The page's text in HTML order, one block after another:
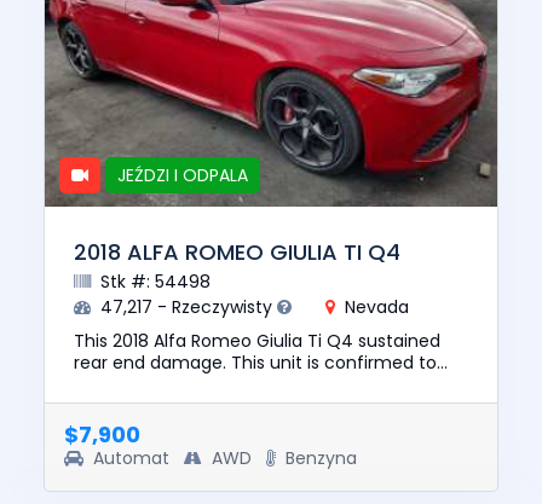
JEŹDZI I ODPALA
2018 ALFA ROMEO GIULIA TI Q4
Stk #: 54498
47,217 - Rzeczywisty
Nevada
This 2018 Alfa Romeo Giulia Ti Q4 sustained
rear end damage. This unit is confirmed to
vehicle was $19337. ...
$7,900
Automat AWD Benzyna